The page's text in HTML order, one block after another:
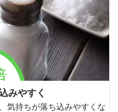
みやすく
気持ちが落ち込みやすくな